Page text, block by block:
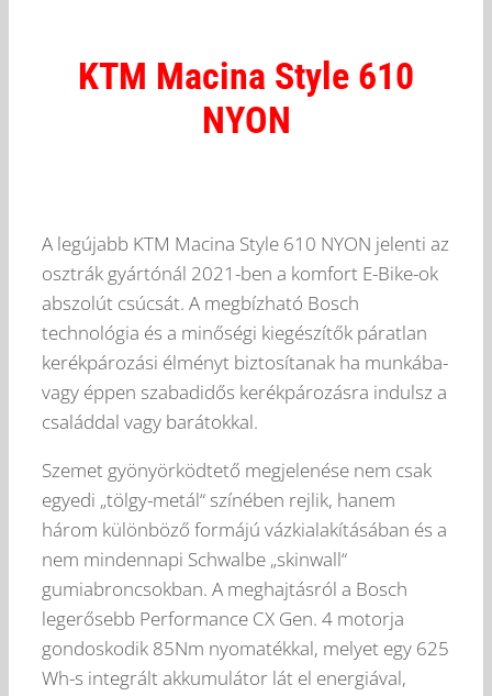
KTM Macina Style 610
NYON
A legújabb KTM Macina Style 610 NYON jelenti az
osztrák gyártónál 2021-ben a komfort E-Bike-ok
abszolút csúcsát. A megbízható Bosch
technológia és a minőségi kiegészítők páratlan
kerékpározási élményt biztosítanak ha munkába-
vagy éppen szabadidős kerékpározásra indulsz a
családdal vagy barátokkal.
Szemet gyönyörködtető megjelenése nem csak
egyedi „tölgy-metál“ színében rejlik, hanem
három különböző formájú vázkialakításában és a
nem mindennapi Schwalbe „skinwall“
gumiabroncsokban. A meghajtásról a Bosch
legerősebb Performance CX Gen. 4 motorja
gondoskodik 85Nm nyomatékkal, melyet egy 625
Wh-s integrált akkumulátor lát el energiával,